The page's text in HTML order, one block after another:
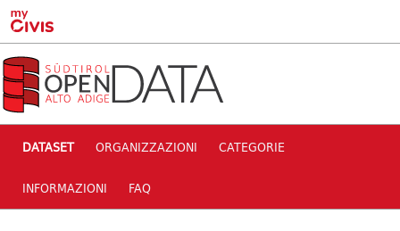
Skip to main content
DATASET ORGANIZZAZIONI CATEGORIE
INFORMAZIONI FAQ